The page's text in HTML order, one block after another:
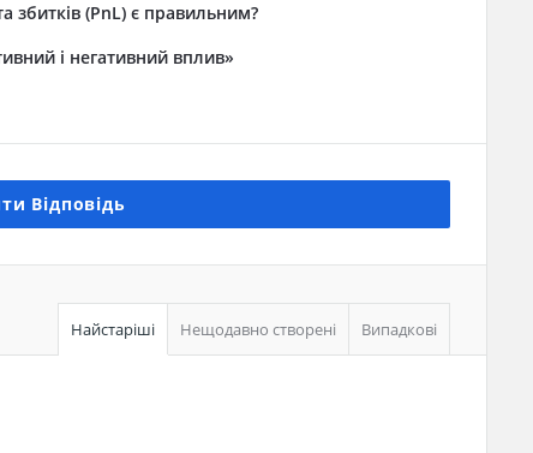
збитків (PnL) є правильним?
і негативний вплив»
Відповідь
Найстаріші Нещодавно створені Випадкові